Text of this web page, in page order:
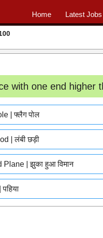
Home Latest Jobs
with one end higher
| फ्लैग पोल
| लंबी छड़ी
Plane | झुका हुआ विमान